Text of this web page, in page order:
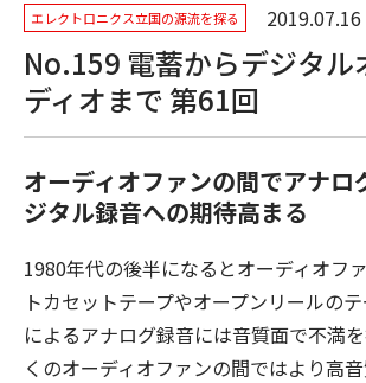
エレクトロニクス立国の源流を探る 2019.07.16
No.159 電蓄からデジタル
ディオまで 第61回
オーディオファンの間でアナロ
ジタル録音への期待高まる
1980年代の後半になるとオーディオフ
トカセットテープやオープンリールの
によるアナログ録音には音質面で不満
くのオーディオファンの間ではより高